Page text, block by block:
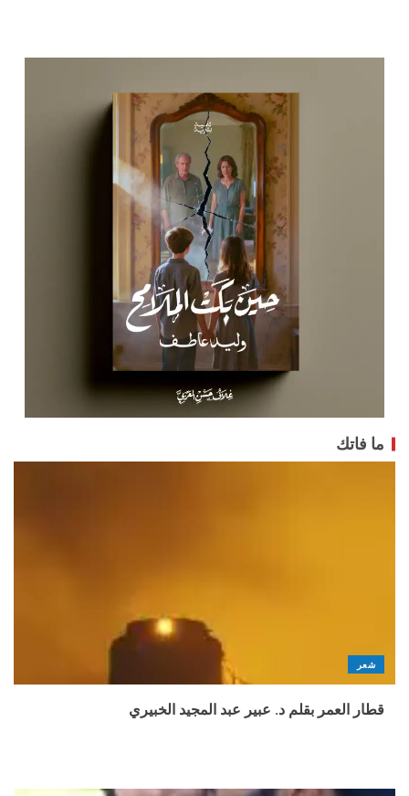
ما فاتك
شعر
قطار العمر بقلم د. عبير عبد المجيد الخبيري